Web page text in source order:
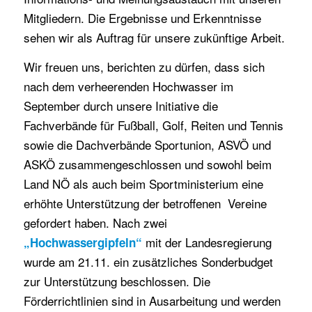
Mitgliedern. Die Ergebnisse und Erkenntnisse
sehen wir als Auftrag für unsere zukünftige Arbeit.
Wir freuen uns, berichten zu dürfen, dass sich
nach dem verheerenden Hochwasser im
September durch unsere Initiative die
Fachverbände für Fußball, Golf, Reiten und Tennis
sowie die Dachverbände Sportunion, ASVÖ und
ASKÖ zusammengeschlossen und sowohl beim
Land NÖ als auch beim Sportministerium eine
erhöhte Unterstützung der betroffenen Vereine
gefordert haben. Nach zwei
„Hochwassergipfeln“ mit der Landesregierung
wurde am 21.11. ein zusätzliches Sonderbudget
zur Unterstützung beschlossen. Die
Förderrichtlinien sind in Ausarbeitung und werden